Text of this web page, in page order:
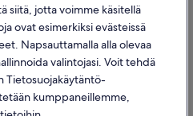
tekeminen sisällöstä
siitä, jotta voimme käsitellä
ovat esimerkiksi evästeissä
Napsauttamalla alla olevaa
valintojasi. Voit tehdä
Tietosuojakäytäntö-
kumppaneillemme,